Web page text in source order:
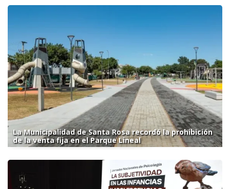
La Municipalidad de Santa Rosa recordó la prohibición
de la venta fija en el Parque Lineal